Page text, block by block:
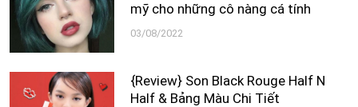
mỹ cho những cô nàng cá tính
03/08/2022
{Review} Son Black Rouge Half N
Half & Bảng Màu Chi Tiết